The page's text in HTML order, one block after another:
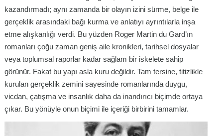
kazandırmadı; aynı zamanda bir olayın izini sürme, belge ile
gerçeklik arasındaki bağı kurma ve anlatıyı ayrıntılarla inşa
etme alışkanlığı verdi. Bu yüzden Roger Martin du Gard’ın
romanları çoğu zaman geniş aile kronikleri, tarihsel dosyalar
veya toplumsal raporlar kadar sağlam bir iskelete sahip
görünür. Fakat bu yapı asla kuru değildir. Tam tersine, titizlikle
kurulan gerçeklik zemini sayesinde romanlarında duygu,
vicdan, çatışma ve insanlık daha da inandırıcı biçimde ortaya
çıkar. Bu yönüyle onun biçimi ile içeriği birbirini tamamlar.